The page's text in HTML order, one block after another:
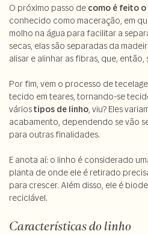
O próximo passo de como é feito
conhecido como maceração, em
molho na água para facilitar a
secas, elas são separadas da
alisar e alinhar as fibras, que, então,
Por fim, vem o processo de
tecido em teares, tornando-se
váriostipos de linho, viu? Eles
acabamento, dependendo se vão
para outras finalidades.
E anota aí: o linho é considerado
planta de onde ele é retirado
para crescer. Além disso, ele é
reciclável.
Características do linho